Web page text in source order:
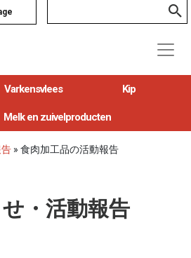
Varkensvlees Kip
Melk en zuivelproducten
» 食肉加工品の活動報告
・活動報告